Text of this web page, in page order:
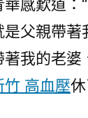
感歎道：
父親帶著
我的老婆
竹 高血壓